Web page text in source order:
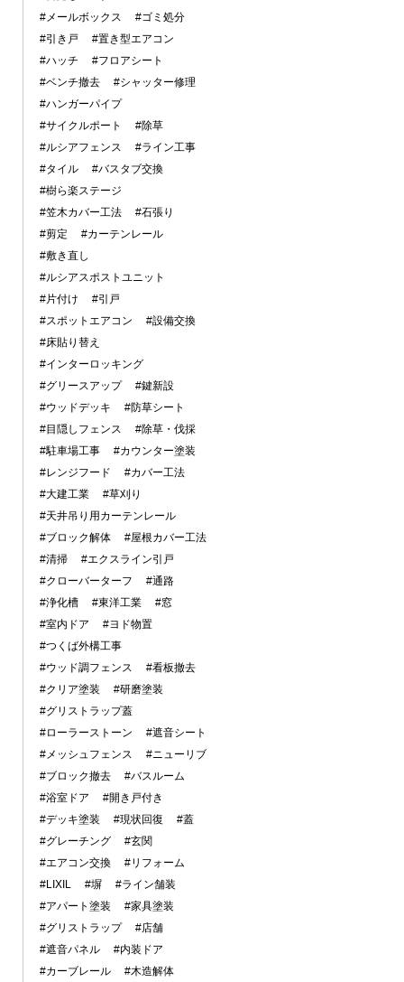
#メールボックス
#ゴミ処分
#引き戸
#置き型エアコン
#ハッチ
#フロアシート
#ベンチ撤去
#シャッター修理
#ハンガーパイプ
#サイクルポート
#除草
#ルシアフェンス
#ライン工事
#タイル
#バスタブ交換
#樹ら楽ステージ
#笠木カバー工法
#石張り
#剪定
#カーテンレール
#敷き直し
#ルシアスポストユニット
#片付け
#引戸
#スポットエアコン
#設備交換
#床貼り替え
#インターロッキング
#グリースアップ
#鍵新設
#ウッドデッキ
#防草シート
#目隠しフェンス
#除草・伐採
#駐車場工事
#カウンター塗装
#レンジフード
#カバー工法
#大建工業
#草刈り
#天井吊り用カーテンレール
#ブロック解体
#屋根カバー工法
#清掃
#エクスライン引戸
#クローバーターフ
#通路
#浄化槽
#東洋工業
#窓
#室内ドア
#ヨド物置
#つくば外構工事
#ウッド調フェンス
#看板撤去
#クリア塗装
#研磨塗装
#グリストラップ蓋
#ローラーストーン
#遮音シート
#メッシュフェンス
#ニューリブ
#ブロック撤去
#バスルーム
#浴室ドア
#開き戸付き
#デッキ塗装
#現状回復
#蓋
#グレーチング
#玄関
#エアコン交換
#リフォーム
#LIXIL
#塀
#ライン舗装
#アパート塗装
#家具塗装
#グリストラップ
#店舗
#遮音パネル
#内装ドア
#カーブレール
#木造解体